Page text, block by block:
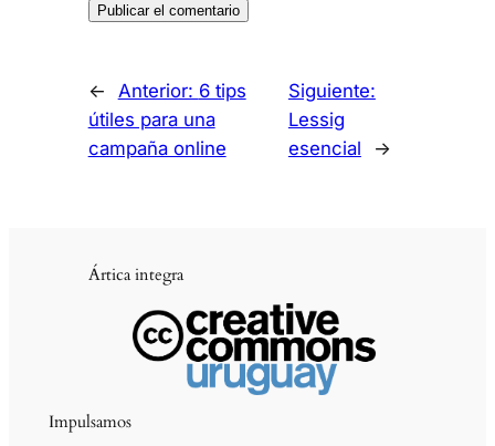
← Anterior: 6 tips
útiles para una
campaña online
Siguiente:
Lessig
esencial
→
Ártica integra
Impulsamos